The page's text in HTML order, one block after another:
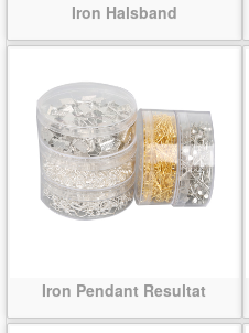
Iron Halsband
Iron Pendant Resultat